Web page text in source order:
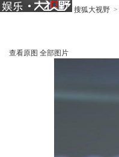
搜狐大视野 >
查看原图 全部图片